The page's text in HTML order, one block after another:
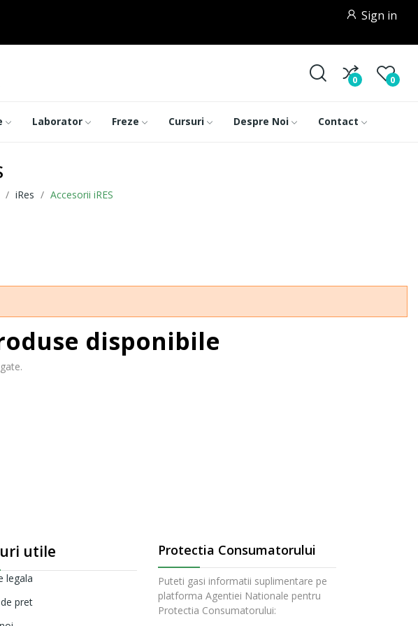
Sign in
0 0
Laborator Freze Cursuri Despre Noi Contact
iRes Accesorii iRES
disponibile
utile
legala
pret
Protectia Consumatorului
Puteti gasi informatii suplimentare pe
platforma Agentiei Nationale pentru
Protectia Consumatorului: